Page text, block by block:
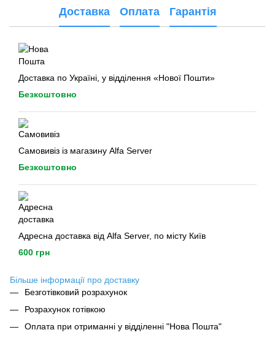
Доставка Оплата Гарантія
Доставка по Україні, у відділення «Нової Пошти»
Безкоштовно
Самовивіз із магазину Alfa Server
Безкоштовно
Адресна доставка від Alfa Server, по місту Київ
600 грн
Більше інформації про доставку
Безготівковий розрахунок
Розрахунок готівкою
Оплата при отриманні у відділенні "Нова Пошта"